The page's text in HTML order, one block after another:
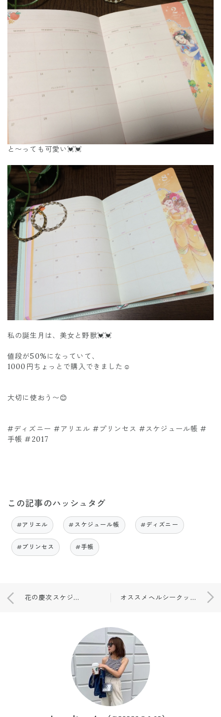
と〜っても可愛い💓💓
私の誕生月は、美女と野獣💓💓
値段が50%になっていて、
1000円ちょっとで購入できました☺️
大切に使おう〜😊
#ディズニー #アリエル #プリンセス #スケジュール帳 #
手帳 #2017
この記事のハッシュタグ
#アリエル #スケジュール帳 #ディズニー
#プリンセス #手帳
花の慶次スケジュール帳📝 オススメヘルシークッキー🍭